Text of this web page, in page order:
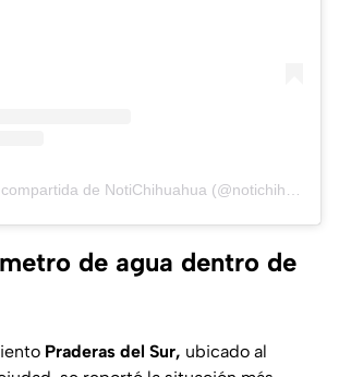
Una publicación compartida de NotiChihuahua (@notichihuahua_momento)
de agua dentro de
Praderas del Sur, ubicado al